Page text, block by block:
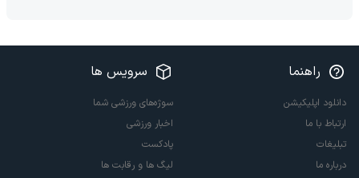
راهنما
دانلود اپلیکیشن
ارتباط با ما
تبلیغات
درباره ما
سرویس ها
سوژه‌های ورزشی شما
اخبار ورزشی
پادکست
لیگ ها و رقابت ها